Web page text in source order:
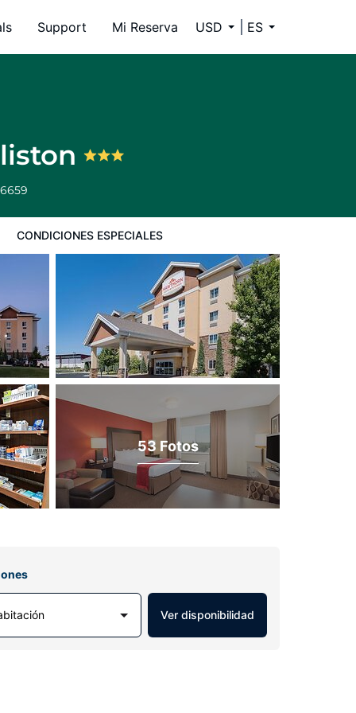
Support Mi Reserva USD ES
CONDICIONES ESPECIALES
53 Fotos
Ver disponibilidad